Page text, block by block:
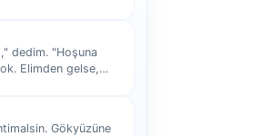
dedim. "Hoşuna
Elimden gelse,
Gökyüzüne